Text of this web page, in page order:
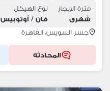
فترة الإيجار
شهرى
نوع الهيكل
فان / أوتوبيس
جسر السويس، القاهرة
المحادثه